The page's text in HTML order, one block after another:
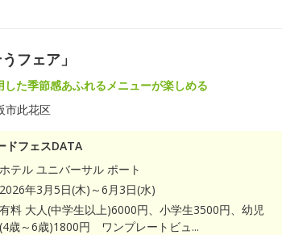
フェア」
した季節感あふれるメニューが楽しめる
市此花区
ドフェスDATA
ホテル ユニバーサル ポート
2026年3月5日(木)～6月3日(水)
有料 大人(中学生以上)6000円、小学生3500円、幼児
(4歳～6歳)1800円 ワンプレートビュ...